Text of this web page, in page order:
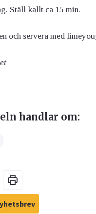
Ställ kallt ca 15 min.
och servera med
handlar om: